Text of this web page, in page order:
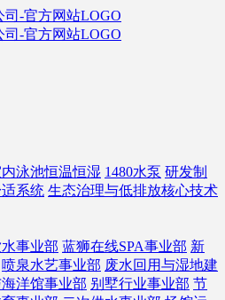
泳池恒温恒湿 1480水泵 研发制
系统 生态治理与低排放核心技术
事业部 蓝狮在线SPA事业部 新
喷泉水艺事业部 废水回用与湿地建
洋馆事业部 别墅行业事业部 节